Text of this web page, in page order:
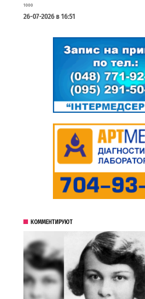
1000
26-07-2026 в 16:51
КОММЕНТИРУЮТ